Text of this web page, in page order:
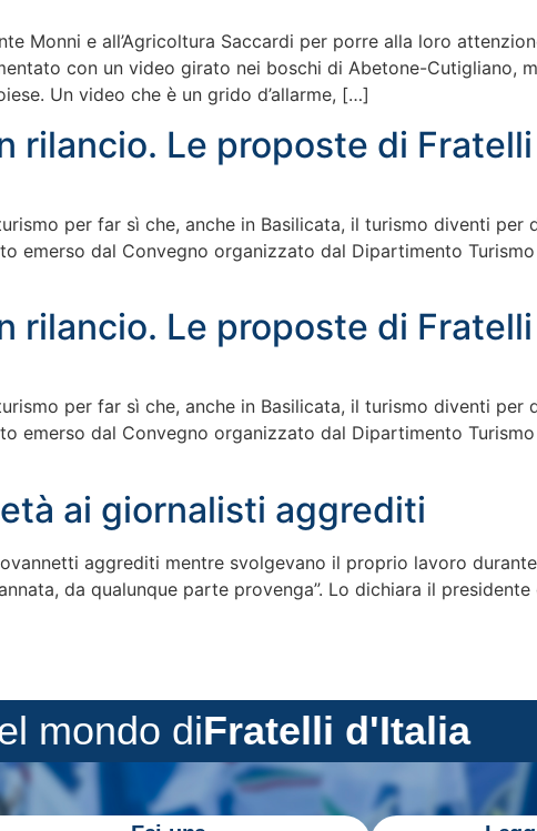
Monni e all’Agricoltura Saccardi per porre alla loro
con un video girato nei boschi di Abetone-Cutigliano,
Un video che è un grido d’allarme, […]
rilancio. Le proposte di Fratelli
per far sì che, anche in Basilicata, il turismo diventi per
emerso dal Convegno organizzato dal Dipartimento
rilancio. Le proposte di Fratelli
per far sì che, anche in Basilicata, il turismo diventi per
emerso dal Convegno organizzato dal Dipartimento
ai giornalisti aggrediti
aggrediti mentre svolgevano il proprio lavoro
da qualunque parte provenga”. Lo dichiara il presidente
mondo diFratelli d'Italia